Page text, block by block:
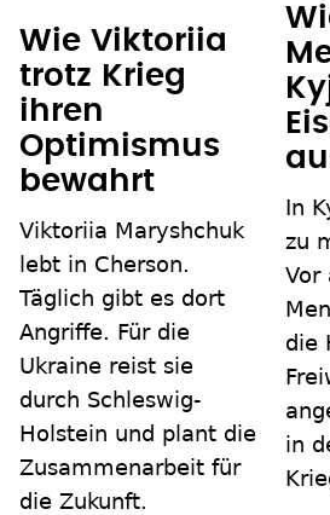
Wie Viktoriia
trotz Krieg
ihren
Optimismus
bewahrt
Viktoriia Maryshchuk
lebt in Cherson.
Täglich gibt es dort
Angriffe. Für die
Ukraine reist sie
durch Schleswig-
Holstein und plant die
Zusammenarbeit für
die Zukunft.
In
zu
Vor
die
in